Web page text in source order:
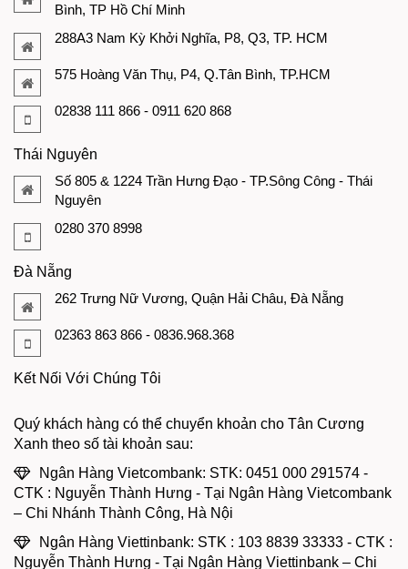
Bình, TP Hồ Chí Minh
288A3 Nam Kỳ Khởi Nghĩa, P8, Q3, TP. HCM
575 Hoàng Văn Thụ, P4, Q.Tân Bình, TP.HCM
02838 111 866 - 0911 620 868
Thái Nguyên
Số 805 & 1224 Trần Hưng Đạo - TP.Sông Công - Thái
Nguyên
0280 370 8998
Đà Nẵng
262 Trưng Nữ Vương, Quận Hải Châu, Đà Nẵng
02363 863 866 - 0836.968.368
Kết Nối Với Chúng Tôi
Quý khách hàng có thể chuyển khoản cho Tân Cương
Xanh theo số tài khoản sau:
Ngân Hàng Vietcombank: STK: 0451 000 291574 -
CTK : Nguyễn Thành Hưng - Tại Ngân Hàng Vietcombank
– Chi Nhánh Thành Công, Hà Nội
Ngân Hàng Viettinbank: STK : 103 8839 33333 - CTK :
Nguyễn Thành Hưng - Tại Ngân Hàng Viettinbank – Chi